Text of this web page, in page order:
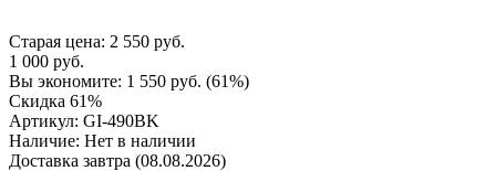
Старая цена: 2 550 руб.
1 000 руб.
Вы экономите: 1 550 руб. (61%)
Скидка 61%
Артикул: GI-490BK
Наличие: Нет в наличии
Доставка завтра (08.08.2026)